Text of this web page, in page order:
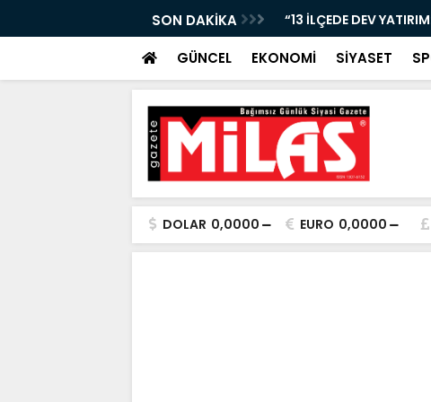
SON DAKİKA
KAYBETTİ, ŞARAMPOLE YUVARLANDI!” “13 İLÇEDE DEV
GÜNCEL EKONOMİ SİYASET
DOLAR 0,0000 EURO 0,0000